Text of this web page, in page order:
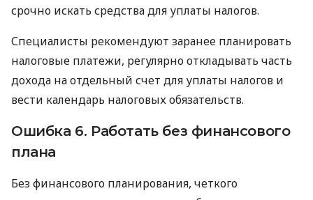
срочно искать средства для уплаты налогов.
Специалисты рекомендуют заранее планировать
налоговые платежи, регулярно откладывать часть
дохода на отдельный счет для уплаты налогов и
вести календарь налоговых обязательств.
Ошибка 6. Работать без финансового
плана
Без финансового планирования, четкого